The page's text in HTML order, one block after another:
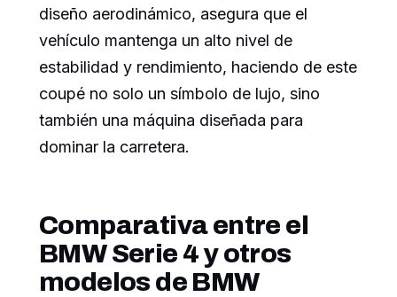
diseño aerodinámico, asegura que el
vehículo mantenga un alto nivel de
estabilidad y rendimiento, haciendo de este
coupé no solo un símbolo de lujo, sino
también una máquina diseñada para
dominar la carretera.
Comparativa entre el
BMW Serie 4 y otros
modelos de BMW